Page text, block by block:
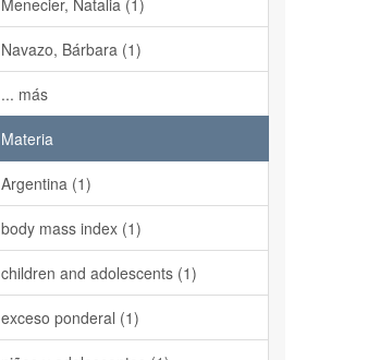
Menecier, Natalia (1)
Navazo, Bárbara (1)
... más
Materia
Argentina (1)
body mass index (1)
children and adolescents (1)
exceso ponderal (1)